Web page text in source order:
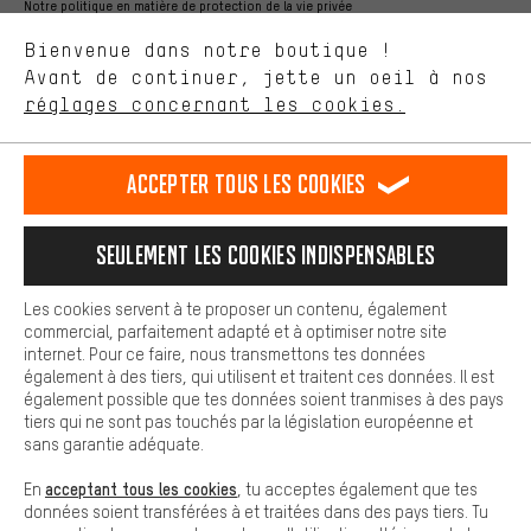
Notre politique en matière de protection de la vie privée
Langue"
français english
EN Deutsch español
RÉSILIER LE CONTRAT Communauté d'Aix-la-Chapelle
Programme d'affiliation Mentions Légales Protection des données
Conditions générales de vente Plateforme d'Alerte
Reprise des batteries Corepile Paramètres de cookies
Modifier le contraste
Tous les prix s'entendent en euros (MwSt hors) plus les
frais de portpour la livraison versÉtats-Unis.
Bienvenue dans notre boutique !
Avant de continuer, jette un oeil à nos
réglages concernant les cookies.
nous proposons grâce à ton comportement d'achat.
Plus de confort
est plus confortable. Avec les cookies de confort, nous
Nous pouvons ainsi mettre à ta disposition d'autres contenus et
informations utiles. De plus, tu as la possibilité d'utiliser des
facilement les bons produits. Par exemple, nous proposons une
facilement aux questions.
Cookies de base
Les cookies de base garantissent que tu puisses utiliser les
fonctions de notre site web.
Accepter tous les cookies
Seulement les cookies indispensables
Les cookies servent à te proposer un contenu, également
commercial, parfaitement adapté et à optimiser notre site
internet. Pour ce faire, nous transmettons tes données
également à des tiers, qui utilisent et traitent ces données. Il est
également possible que tes données soient tranmises à des pays
tiers qui ne sont pas touchés par la législation européenne et
sans garantie adéquate.
En acceptant tous les cookies , tu acceptes également que tes
données soient transférées à et traitées dans des pays tiers. Tu